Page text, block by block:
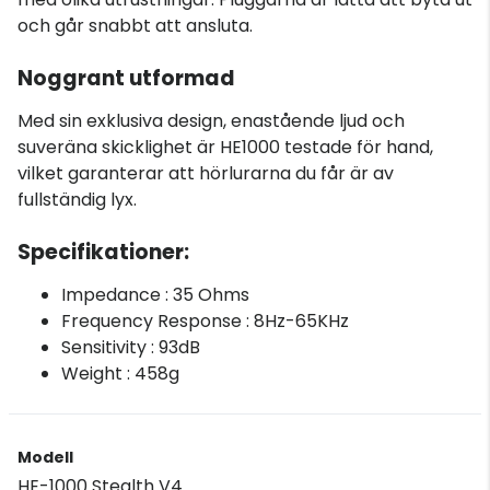
och går snabbt att ansluta.
Noggrant utformad
Med sin exklusiva design, enastående ljud och
suveräna skicklighet är HE1000 testade för hand,
vilket garanterar att hörlurarna du får är av
fullständig lyx.
Specifikationer:
Impedance : 35 Ohms
Frequency Response : 8Hz-65KHz
Sensitivity : 93dB
Weight : 458g
Modell